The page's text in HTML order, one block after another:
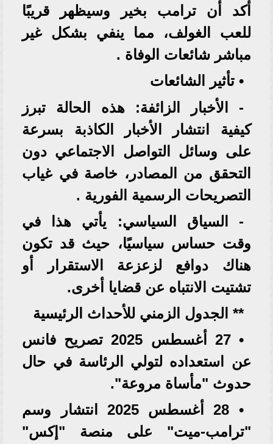
أكد أن ترامب بخير وسيظهر قريبًا
للعب الغولف، مما ينفي بشكل غير
مباشر شائعات الوفاة .
• تأثير الشائعات
- الأخبار الزائفة: هذه الحالة تبرز
كيفية انتشار الأخبار الكاذبة بسرعة
على وسائل التواصل الاجتماعي دون
التحقق من المصادر، خاصة في غياب
التصريحات الرسمية الفورية .
- السياق السياسي: يأتي هذا في
وقت حساس سياسيًا، حيث قد تكون
هناك دوافع لزعزعة الاستقرار أو
تشتيت الانتباه عن قضايا أخرى.
** الجدول الزمني للأحداث الرئيسية
• 27 أغسطس 2025 تصريح فانس
عن استعداده لتولي الرئاسة في حال
حدوث "مأساة مروعة".
• 28 أغسطس 2025 انتشار وسم
"ترامب-ميت" على منصة "إكس"